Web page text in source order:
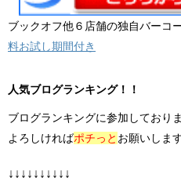
ブックオフ他６店舗の独自バーコ
料お試し期間付き
人気ブログランキング！！
ブログランキングに参加しておりま
よろしければポチっと お願いします
↓↓↓↓↓↓↓↓↓↓